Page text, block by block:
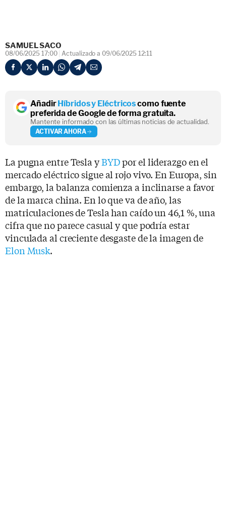
SAMUEL SACO
08/06/2025 17:00 Actualizado a 09/06/2025 12:11
AñadirHíbridos y Eléctricoscomo fuente
preferida de Google de forma gratuita.
Mantente informado con las últimas noticias de actualidad.
ACTIVAR AHORA
La pugna entre Tesla yBYDpor el liderazgo en el
mercado eléctrico sigue al rojo vivo. En Europa, sin
embargo, la balanza comienza a inclinarse a favor
de la marca china. En lo que va de año, las
matriculaciones de Tesla han caído un 46,1 %, una
cifra que no parece casual y que podría estar
vinculada al creciente desgaste de la imagen de
Elon Musk.